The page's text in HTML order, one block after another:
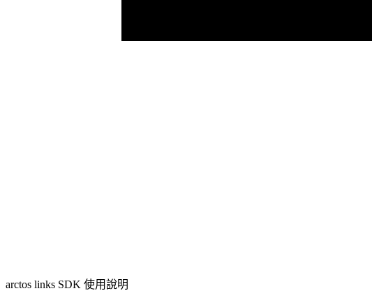
arctos links SDK 使用說明